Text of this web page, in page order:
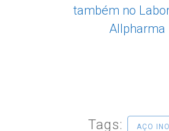
também no
Allpharma
Tags: AÇO